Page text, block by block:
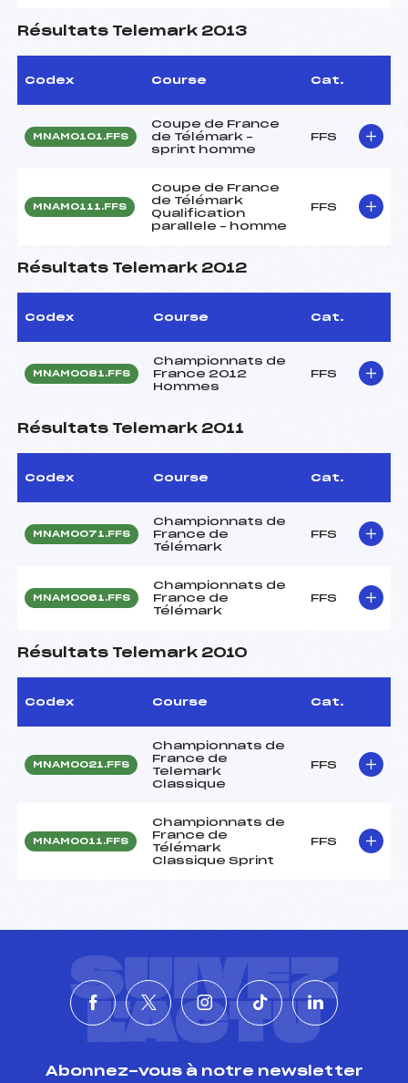
Résultats Telemark 2013
Codex Course Cat.
MNAM0101.FFS
Coupe de France
de Télémark –
sprint homme
FFS
MNAM0111.FFS
Coupe de France
de Télémark
Qualification
parallele – homme
FFS
Résultats Telemark 2012
Codex Course Cat.
MNAM0081.FFS
Championnats de
France 2012
Hommes
FFS
Résultats Telemark 2011
Codex Course Cat.
MNAM0071.FFS
Championnats de
France de
Télémark
FFS
MNAM0061.FFS
Championnats de
France de
Télémark
FFS
Résultats Telemark 2010
Codex Course Cat.
MNAM0021.FFS
Championnats de
France de
Telemark
Classique
FFS
MNAM0011.FFS
Championnats de
France de
Télémark
Classique Sprint
FFS
SUIVEZ
L'ACTU
Abonnez-vous à notre newsletter